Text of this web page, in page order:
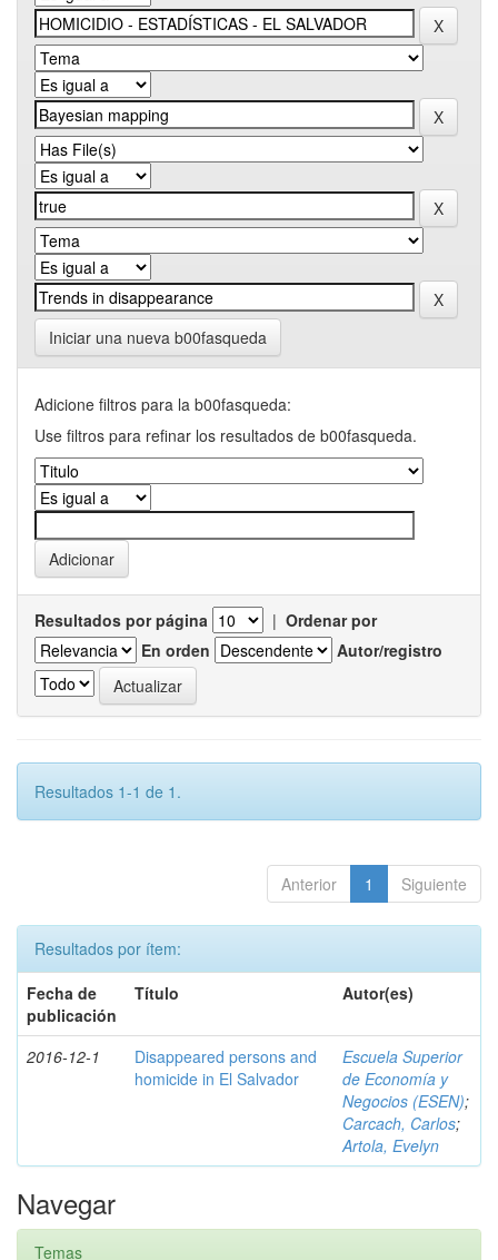
Iniciar una nueva b00fasqueda
Adicione filtros para la b00fasqueda:
Use filtros para refinar los resultados de b00fasqueda.
Resultados por página | Ordenar por
En orden
Autor/registro
Resultados 1-1 de 1.
Anterior 1 Siguiente
Resultados por ítem:
Fecha de
publicación
Título Autor(es)
2016-12-1
Disappeared persons and
homicide in El Salvador
Escuela Superior
de Economía y
Negocios (ESEN);
Carcach, Carlos;
Artola, Evelyn
Navegar
Temas